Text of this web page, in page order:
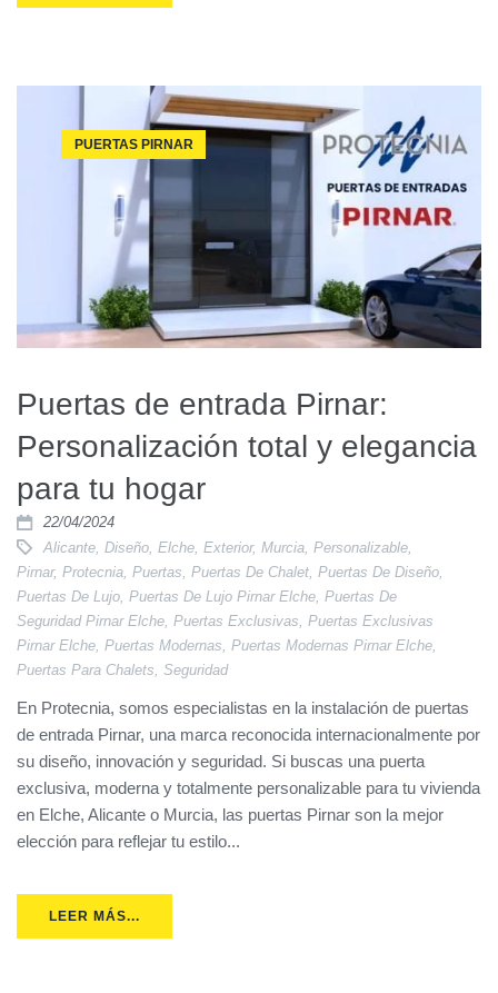
PUERTAS PIRNAR
Puertas de entrada Pirnar:
Personalización total y elegancia
para tu hogar
22/04/2024
Alicante Diseño Elche Exterior, Murcia Personalizable
Pirnar, Protecnia, Puertas, Puertas De Chalet, Puertas De Diseño,
Puertas De Lujo, Puertas De Lujo Pirnar Elche, Puertas De
Seguridad Pirnar Elche, Puertas Exclusivas, Puertas Exclusivas
Pirnar Elche, Puertas Modernas, Puertas Modernas Pirnar Elche,
Puertas Para Chalets, Seguridad
En Protecnia, somos especialistas en la instalación de puertas
de entrada Pirnar, una marca reconocida internacionalmente por
su diseño, innovación y seguridad. Si buscas una puerta
exclusiva, moderna y totalmente personalizable para tu vivienda
en Elche, Alicante o Murcia, las puertas Pirnar son la mejor
elección para reflejar tu estilo...
LEER MÁS...